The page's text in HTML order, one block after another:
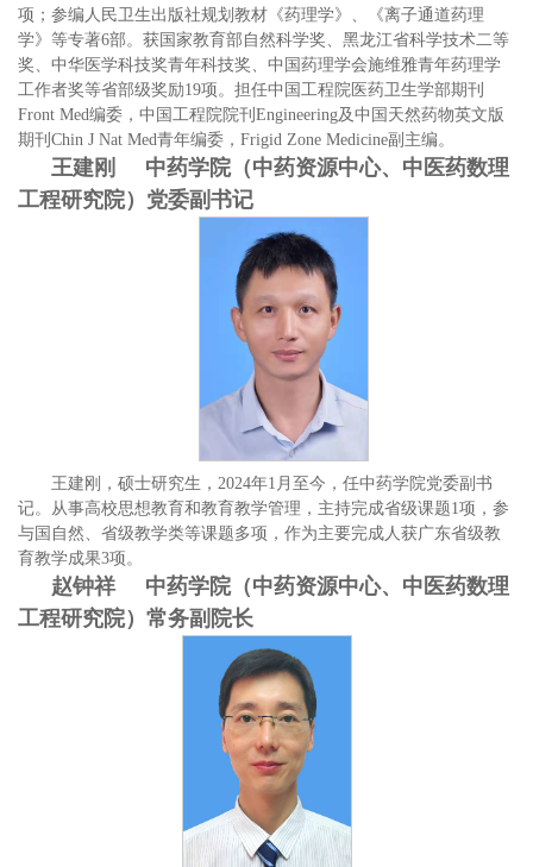
项；参编人民卫生出版社规划教材《药理学》、《离子通道药理
学》等专著6部。获国家教育部自然科学奖、黑龙江省科学技术二等
奖、中华医学科技奖青年科技奖、中国药理学会施维雅青年药理学
工作者奖等省部级奖励19项。担任中国工程院医药卫生学部期刊
Front Med编委，中国工程院院刊Engineering及中国天然药物英文版
期刊Chin J Nat Med青年编委，Frigid Zone Medicine副主编。
王建刚 中药学院（中药资源中心、中医药数理
工程研究院）党委副书记
王建刚，硕士研究生，2024年1月至今，任中药学院党委副书
记。从事高校思想教育和教育教学管理，主持完成省级课题1项，参
与国自然、省级教学类等课题多项，作为主要完成人获广东省级教
育教学成果3项。
赵钟祥 中药学院（中药资源中心、中医药数理
工程研究院）常务副院长